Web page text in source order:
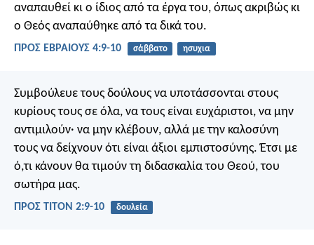
αναπαυθεί κι ο ίδιος από τα έργα του, όπως ακριβώς κι
ο Θεός αναπαύθηκε από τα δικά του.
ΠΡΟΣ ΕΒΡΑΙΟΥΣ 4:9-10 σάββατο ησυχια
Συμβούλευε τους δούλους να υποτάσσονται στους
κυρίους τους σε όλα, να τους είναι ευχάριστοι, να μην
αντιμιλούν· να μην κλέβουν, αλλά με την καλοσύνη
τους να δείχνουν ότι είναι άξιοι εμπιστοσύνης. Έτσι με
ό,τι κάνουν θα τιμούν τη διδασκαλία του Θεού, του
σωτήρα μας.
ΠΡΟΣ ΤΙΤΟΝ 2:9-10 δουλεία